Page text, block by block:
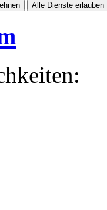
Alle Dienste erlauben